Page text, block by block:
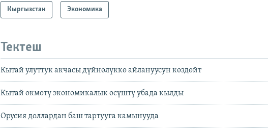
Кыргызстан Экономика
Тектеш
Кытай улуттук акчасы дүйнөлүккө айлануусун көздөйт
Кытай өкмөтү экономикалык өсүштү убада кылды
Орусия доллардан баш тартууга камынууда